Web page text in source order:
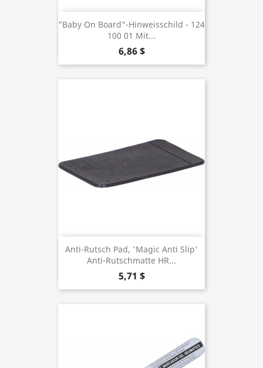
"Baby On Board"-Hinweisschild - 124
100 01 Mit...
6,86 $
Anti-Rutsch Pad, 'Magic Anti Slip'
Anti-Rutschmatte HR...
5,71 $